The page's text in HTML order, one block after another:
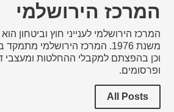
המרכז הירושלמי
המרכז הירושלמי לענייני חוץ וביטחון
משנת 1976. המרכז הירושלמי
וכן בהפצתם למקבלי ההחלטות
ופרסומים.
All Posts